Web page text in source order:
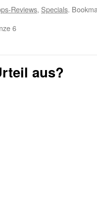
Reviews, Specials.
6
aus?